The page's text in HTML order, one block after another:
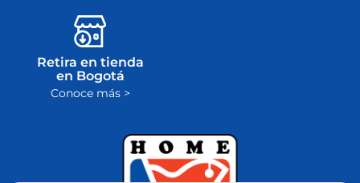
Retira en tienda
en Bogotá
Conoce más >